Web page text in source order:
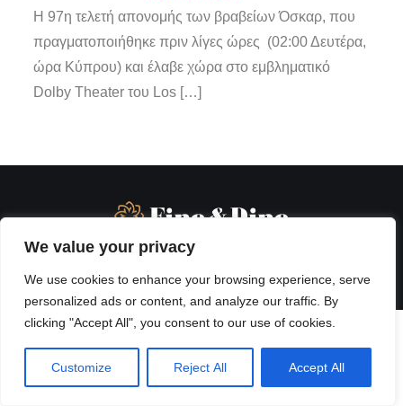
We value your privacy
We use cookies to enhance your browsing experience, serve
personalized ads or content, and analyze our traffic. By
clicking "Accept All", you consent to our use of cookies.
Customize Reject All Accept All
Η 97η τελετή απονομής των βραβείων Όσκαρ, που
πραγματοποιήθηκε πριν λίγες ώρες (02:00 Δευτέρα,
ώρα Κύπρου) και έλαβε χώρα στο εμβληματικό
Dolby Theater του Los […]